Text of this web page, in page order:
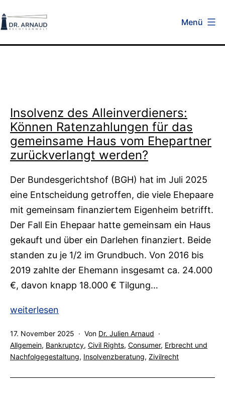
Inhalt
springen
Menü
A
k
t
u
e
l
l
e
s
Insolvenz des Alleinverdieners:
Können Ratenzahlungen für das
gemeinsame Haus vom Ehepartner
zurückverlangt werden?
Der Bundesgerichtshof (BGH) hat im Juli 2025
eine Entscheidung getroffen, die viele Ehepaare
mit gemeinsam finanziertem Eigenheim betrifft.
Der Fall Ein Ehepaar hatte gemeinsam ein Haus
gekauft und über ein Darlehen finanziert. Beide
standen zu je 1/2 im Grundbuch. Von 2016 bis
2019 zahlte der Ehemann insgesamt ca. 24.000
€, davon knapp 18.000 € Tilgung…
Insolvenz
Alleinverdieners:
Können
für
weiterlesen
Veröffentlicht
am
17. November 2025 Von Dr. Julien Arnaud
Kategorisiert
als
Allgemein, Bankruptcy, Civil Rights, Consumer, Erbrecht und
Nachfolgegestaltung, Insolvenzberatung, Zivilrecht